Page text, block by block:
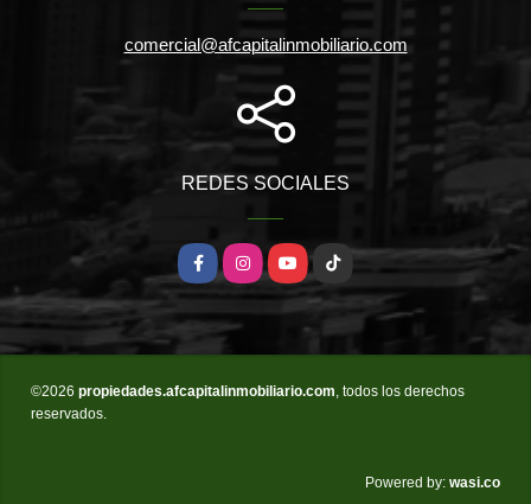
comercial@afcapitalinmobiliario.com
REDES SOCIALES
FacebookInstagramYouTubeTikTok
©2026 propiedades.afcapitalinmobiliario.com, todos los derechos
reservados.
Powered by: wasi.co